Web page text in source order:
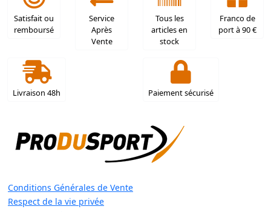
Satisfait ou
remboursé
Service
Après
Vente
Tous les
articles en
stock
Franco de
port à 90 €
Livraison 48h Paiement sécurisé
Conditions Générales de Vente
Respect de la vie privée